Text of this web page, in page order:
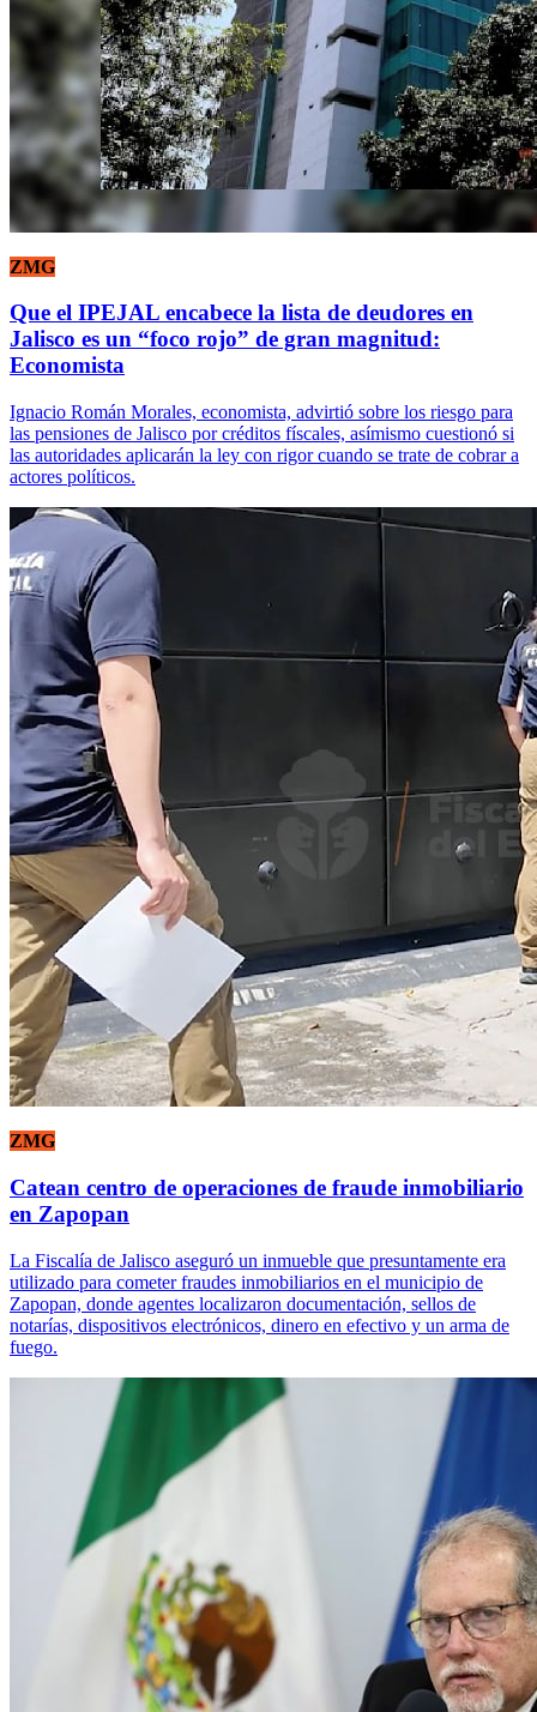
ZMG
Que el IPEJAL encabece la lista de deudores en
Jalisco es un “foco rojo” de gran magnitud:
Economista
Ignacio Román Morales, economista, advirtió sobre los riesgo para
las pensiones de Jalisco por créditos físcales, asímismo cuestionó si
las autoridades aplicarán la ley con rigor cuando se trate de cobrar a
actores políticos.
ZMG
Catean centro de operaciones de fraude inmobiliario
en Zapopan
La Fiscalía de Jalisco aseguró un inmueble que presuntamente era
utilizado para cometer fraudes inmobiliarios en el municipio de
Zapopan, donde agentes localizaron documentación, sellos de
notarías, dispositivos electrónicos, dinero en efectivo y un arma de
fuego.